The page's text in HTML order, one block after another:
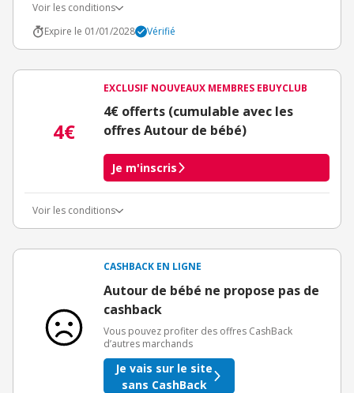
Voir les conditions
Expire le 01/01/2028
Vérifié
4€
EXCLUSIF NOUVEAUX MEMBRES EBUYCLUB
4€ offerts (cumulable avec les
offres Autour de bébé)
Je m'inscris
Voir les conditions
3€ de bienvenue crédités immédiatement + 1€ supplémentaire
Offre réservée à une toute première inscription chez eBuyClub.
CASHBACK EN LIGNE
Autour de bébé ne propose pas de
cashback
Vous pouvez profiter des offres CashBack
d’autres marchands
Je vais sur le site
sans CashBack